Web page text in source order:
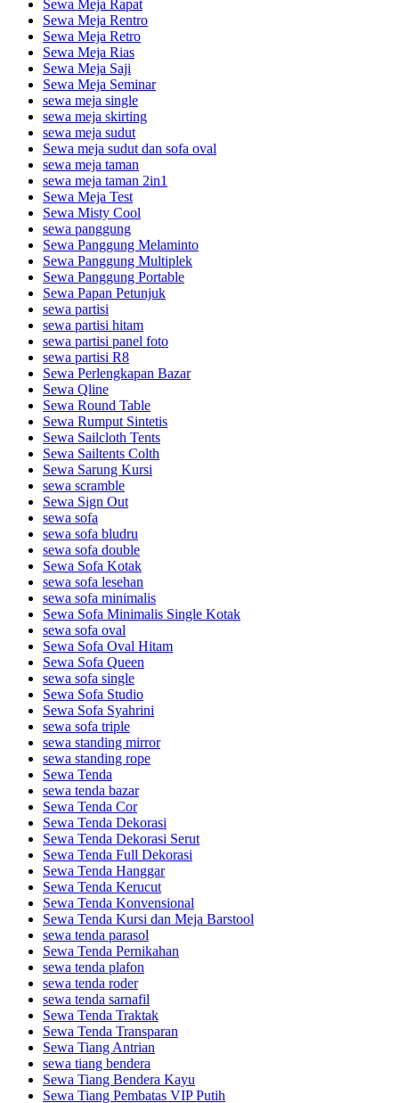
Sewa Meja Rapat
Sewa Meja Rentro
Sewa Meja Retro
Sewa Meja Rias
Sewa Meja Saji
Sewa Meja Seminar
sewa meja single
sewa meja skirting
sewa meja sudut
Sewa meja sudut dan sofa oval
sewa meja taman
sewa meja taman 2in1
Sewa Meja Test
Sewa Misty Cool
sewa panggung
Sewa Panggung Melaminto
Sewa Panggung Multiplek
Sewa Panggung Portable
Sewa Papan Petunjuk
sewa partisi
sewa partisi hitam
sewa partisi panel foto
sewa partisi R8
Sewa Perlengkapan Bazar
Sewa Qline
Sewa Round Table
Sewa Rumput Sintetis
Sewa Sailcloth Tents
Sewa Sailtents Colth
Sewa Sarung Kursi
sewa scramble
Sewa Sign Out
sewa sofa
sewa sofa bludru
sewa sofa double
Sewa Sofa Kotak
sewa sofa lesehan
sewa sofa minimalis
Sewa Sofa Minimalis Single Kotak
sewa sofa oval
Sewa Sofa Oval Hitam
Sewa Sofa Queen
sewa sofa single
Sewa Sofa Studio
Sewa Sofa Syahrini
sewa sofa triple
sewa standing mirror
sewa standing rope
Sewa Tenda
sewa tenda bazar
Sewa Tenda Cor
Sewa Tenda Dekorasi
Sewa Tenda Dekorasi Serut
Sewa Tenda Full Dekorasi
Sewa Tenda Hanggar
Sewa Tenda Kerucut
Sewa Tenda Konvensional
Sewa Tenda Kursi dan Meja Barstool
sewa tenda parasol
Sewa Tenda Pernikahan
sewa tenda plafon
sewa tenda roder
sewa tenda sarnafil
Sewa Tenda Traktak
Sewa Tenda Transparan
Sewa Tiang Antrian
sewa tiang bendera
Sewa Tiang Bendera Kayu
Sewa Tiang Pembatas VIP Putih